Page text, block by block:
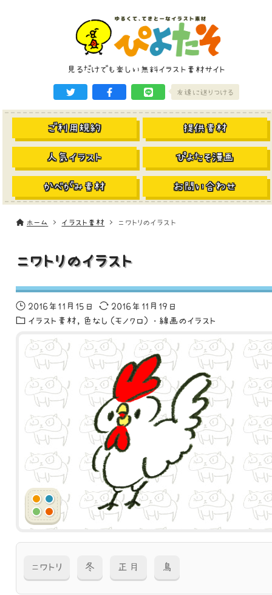
見るだけでも楽しい無料イラスト素材サイト
友達に送りつける
ご利用規約 提供素材
人気イラスト ぴよたそ漫画
かべがみ素材 お問い合わせ
ホーム イラスト素材 ニワトリのイラスト
ニワトリのイラスト
2016年11月15日
2016年11月19日
イラスト素材
色なし（モノクロ）・線画のイラスト
ニワトリ 冬 正月 鳥